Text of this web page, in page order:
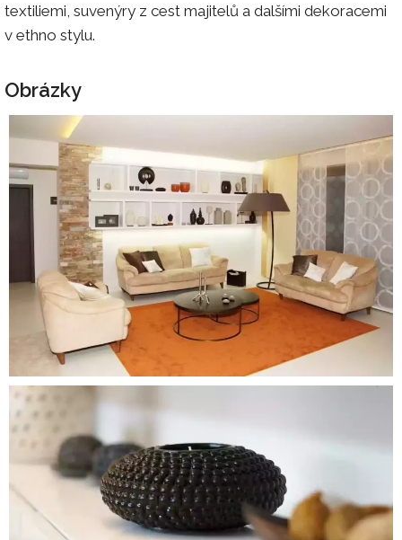
textiliemi, suvenýry z cest majitelů a dalšími dekoracemi
v ethno stylu.
Obrázky